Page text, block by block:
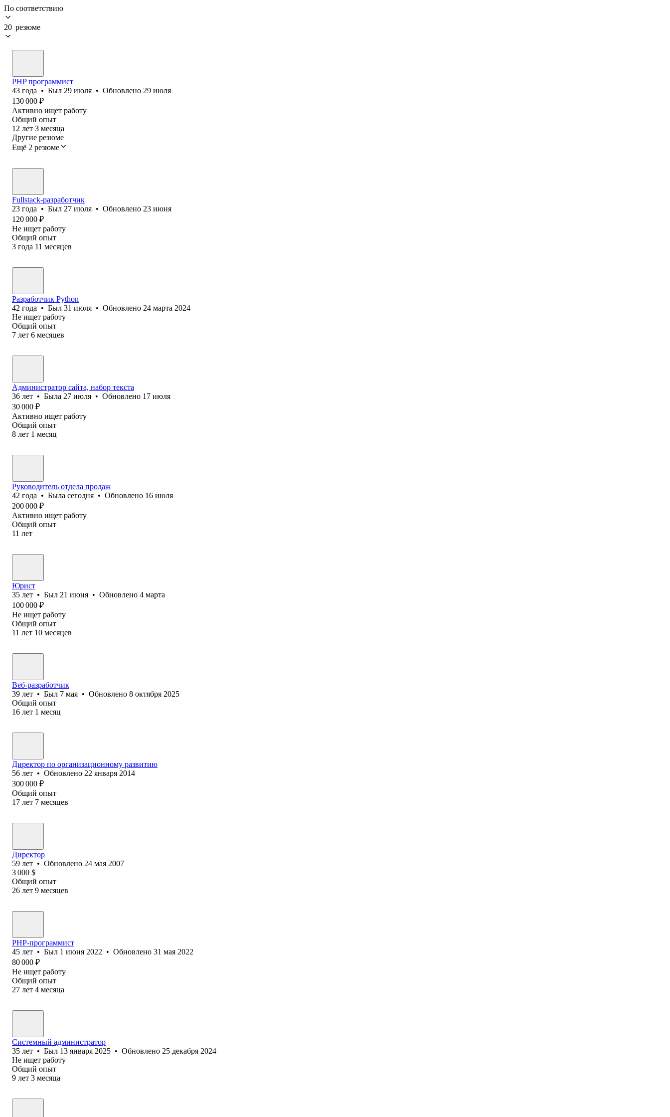
По соответствию
20 резюме
PHP программист
43 года • Был 29 июля • Обновлено 29 июля
130 000 ₽
Активно ищет работу
Общий опыт
12 лет 3 месяца
Другие резюме
Ещё 2 резюме
Fullstack-разработчик
23 года • Был 27 июля • Обновлено 23 июня
120 000 ₽
Не ищет работу
Общий опыт
3 года 11 месяцев
Разработчик Python
42 года • Был 31 июля • Обновлено 24 марта 2024
Не ищет работу
Общий опыт
7 лет 6 месяцев
Администратор сайта, набор текста
36 лет • Была 27 июля • Обновлено 17 июля
30 000 ₽
Активно ищет работу
Общий опыт
8 лет 1 месяц
Руководитель отдела продаж
42 года • Была сегодня • Обновлено 16 июля
200 000 ₽
Активно ищет работу
Общий опыт
11 лет
Юрист
35 лет • Был 21 июня • Обновлено 4 марта
100 000 ₽
Не ищет работу
Общий опыт
11 лет 10 месяцев
Веб-разработчик
39 лет • Был 7 мая • Обновлено 8 октября 2025
Общий опыт
16 лет 1 месяц
Директор по организационному развитию
56 лет • Обновлено 22 января 2014
300 000 ₽
Общий опыт
17 лет 7 месяцев
Директор
59 лет • Обновлено 24 мая 2007
3 000 $
Общий опыт
26 лет 9 месяцев
PHP-программист
45 лет • Был 1 июня 2022 • Обновлено 31 мая 2022
80 000 ₽
Не ищет работу
Общий опыт
27 лет 4 месяца
Системный администратор
35 лет • Был 13 января 2025 • Обновлено 25 декабря 2024
Не ищет работу
Общий опыт
9 лет 3 месяца